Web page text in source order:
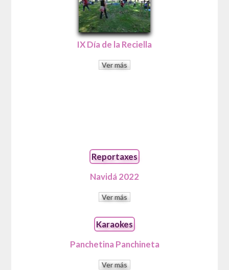
IX Día de la Reciella
Ver más
Reportaxes
Navidá 2022
Ver más
Karaokes
Panchetina Panchineta
Ver más